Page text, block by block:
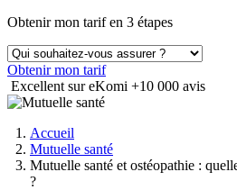
Obtenir mon tarif en 3 étapes
Obtenir mon tarif
Excellent sur eKomi +10 000 avis
Accueil
Mutuelle santé
Mutuelle santé et ostéopathie :
?